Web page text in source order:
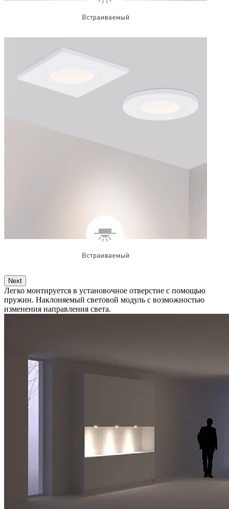
Next
Легко монтируется в установочное отверстие с помощью
пружин. Наклоняемый световой модуль с возможностью
изменения направления света.